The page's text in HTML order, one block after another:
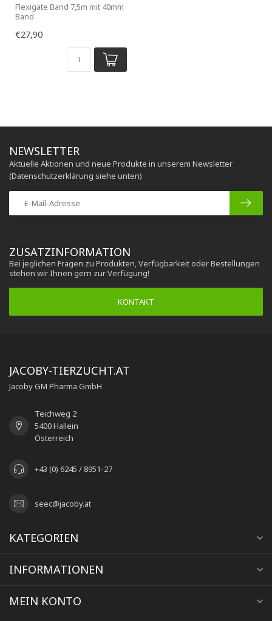
Flexigate Band 7,5m mit 40mm
Band
€27,90
ZUSATZINFORMATION
Bei jeglichen Fragen zu Produkten, Verfügbarkeit oder Bestellungen
stehen wir Ihnen gern zur Verfügung!
KONTAKT
NEWSLETTER
Aktuelle Aktionen und neue Produkte in unserem Newsletter
(Datenschutzerklärung siehe unten)
JACOBY-TIERZUCHT.AT
Jacoby GM Pharma GmbH
Teichweg 2
5400 Hallein
Österreich
+43 (0) 6245 / 8951-27
seec@jacoby.at
KATEGORIEN
INFORMATIONEN
MEIN KONTO